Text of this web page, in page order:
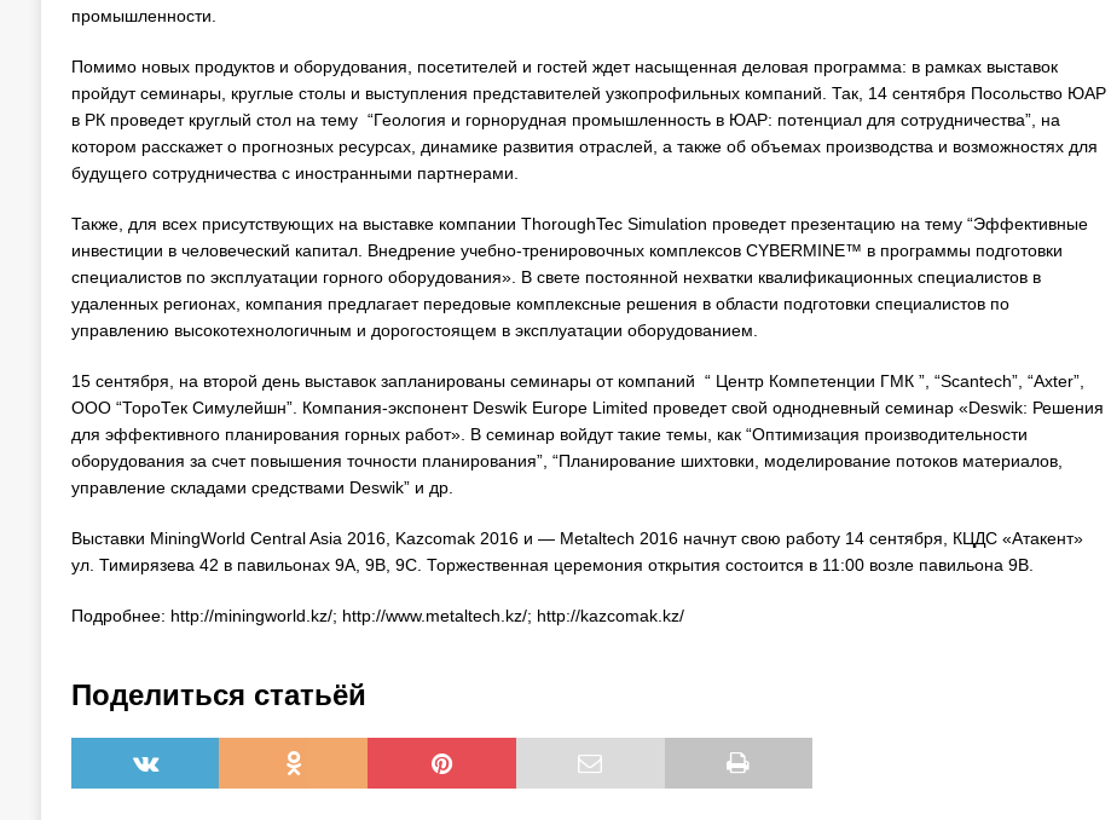
промышленности.
Помимо новых продуктов и оборудования, посетителей и гостей ждет насыщенная деловая программа: в рамках выставок
пройдут семинары, круглые столы и выступления представителей узкопрофильных компаний. Так, 14 сентября Посольство ЮАР
в РК проведет круглый стол на тему “Геология и горнорудная промышленность в ЮАР: потенциал для сотрудничества”, на
котором расскажет о прогнозных ресурсах, динамике развития отраслей, а также об объемах производства и возможностях для
будущего сотрудничества с иностранными партнерами.
Также, для всех присутствующих на выставке компании ThoroughTec Simulation проведет презентацию на тему “Эффективные
инвестиции в человеческий капитал. Внедрение учебно-тренировочных комплексов CYBERMINE™ в программы подготовки
специалистов по эксплуатации горного оборудования». В свете постоянной нехватки квалификационных специалистов в
удаленных регионах, компания предлагает передовые комплексные решения в области подготовки специалистов по
управлению высокотехнологичным и дорогостоящем в эксплуатации оборудованием.
15 сентября, на второй день выставок запланированы семинары от компаний “ Центр Компетенции ГМК ”, “Scantech”, “Axter”,
ООО “ТороТек Симулейшн”. Компания-экспонент Deswik Europe Limited проведет свой однодневный семинар «Deswik: Решения
для эффективного планирования горных работ». В семинар войдут такие темы, как “Оптимизация производительности
оборудования за счет повышения точности планирования”, “Планирование шихтовки, моделирование потоков материалов,
управление складами средствами Deswik” и др.
Выставки MiningWorld Central Asia 2016, Kazcomak 2016 и — Metaltech 2016 начнут свою работу 14 сентября, КЦДС «Атакент»
ул. Тимирязева 42 в павильонах 9А, 9B, 9С. Торжественная церемония открытия состоится в 11:00 возле павильона 9B.
Подробнее: http://miningworld.kz/; http://www.metaltech.kz/; http://kazcomak.kz/
Поделиться статьёй